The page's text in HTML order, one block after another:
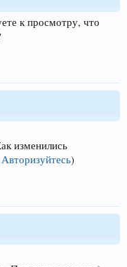
к просмотру, что
изменились
Авторизуйтесь)